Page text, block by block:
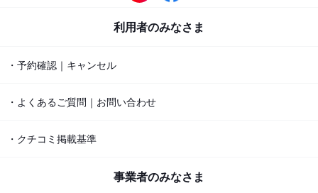
利用者のみなさま
・予約確認｜キャンセル
・よくあるご質問｜お問い合わせ
・クチコミ掲載基準
事業者のみなさま